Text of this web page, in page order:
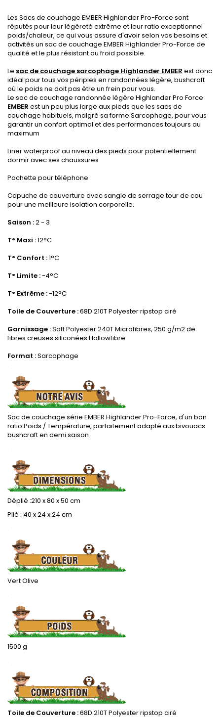
Les Sacs de couchage EMBER Highlander Pro-Force sont
réputés pour leur légèreté extrême et leur ratio exceptionnel
poids/chaleur, ce qui vous assure d'avoir selon vos besoins et
activités un sac de couchage EMBER Highlander Pro-Force de
qualité et le plus résistant au froid possible.
Le sac de couchage sarcophage Highlander EMBER est donc
idéal pour tous vos périples en randonnées légère, bushcraft
où le poids ne doit pas être un frein pour vous.
Le sac de couchage randonnée légère Highlander Pro Force
EMBER est un peu plus large aux pieds que les sacs de
couchage habituels, malgré sa forme Sarcophage, pour vous
garantir un confort optimal et des performances toujours au
maximum
Liner waterproof au niveau des pieds pour potentiellement
dormir avec ses chaussures
Pochette pour téléphone
Capuche de couverture avec sangle de serrage tour de cou
pour une meilleure isolation corporelle.
Saison :2 - 3
T° Maxi :12°C
T° Confort :1°C
T° Limite :-4°C
T° Extrême :-12°C
Toile de Couverture :68D 210T Polyester ripstop ciré
Garnissage :Soft Polyester 240T Microfibres, 250 g/m2 de
fibres creuses siliconées Hollowfibre
Format :Sarcophage
.
Sac de couchage série EMBER Highlander Pro-Force, d'un bon
ratio Poids / Température, parfaitement adapté aux bivouacs
bushcraft en demi saison
.
Déplié :210 x 80 x 50 cm
Plié : 40 x 24 x 24 cm
.
Vert Olive
.
1500 g
.
Toile de Couverture :68D 210T Polyester ripstop ciré